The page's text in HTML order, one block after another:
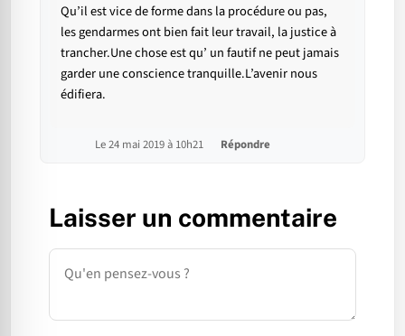
Qu’il est vice de forme dans la procédure ou pas,
les gendarmes ont bien fait leur travail, la justice à
trancher.Une chose est qu’ un fautif ne peut jamais
garder une conscience tranquille.L’avenir nous
édifiera.
Le 24 mai 2019 à 10h21 Répondre
Laisser un commentaire
Commentaire